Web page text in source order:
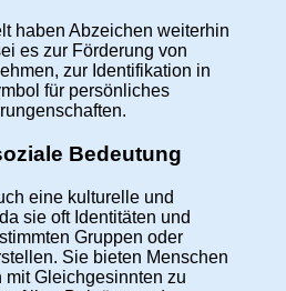
haben Abzeichen weiterhin
es zur Förderung von
zur Identifikation in
für persönliches
Bedeutung
eine kulturelle und
sie oft Identitäten und
Gruppen oder
Sie bieten Menschen
Gleichgesinnten zu